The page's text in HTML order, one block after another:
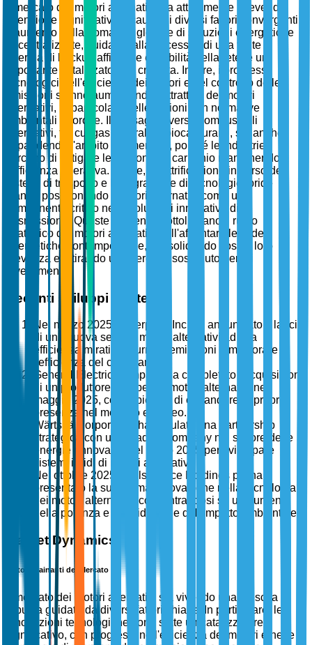
Il mercato dei motori alternativi sta attualmente ricevendo
attenzione significativa a causa di diversi fattori convergenti.
L'aumento della domanda globale di soluzioni energetiche
decentralizzate, guidato dalla necessità di una fonte di
energia di backup affidabile e stabilità della rete, è un
importante catalizzatore di crescita. Inoltre, i progressi
tecnologici nell'efficienza dei motori e nel controllo delle
emissioni stanno aumentando l'attrattiva dei motori
alternativi, in particolare nelle regioni con normative
ambientali rigorose. Il passaggio verso combustibili
alternativi, tra cui gas naturale e biocarburanti, sta anche
espandendo l'ambito del mercato, poiché le industrie
cercano di mitigare le impronte di carbonio mantenendo
l'efficienza operativa. Inoltre, l'elettrificazione in corso dei
sistemi di trasporto e l'integrazione di tecnologie ibride
stanno posizionando i motori alternativi come un
componente critico nelle soluzioni innovative di
trasmissione. Queste tendenze sottolineano il ruolo
strategico dei motori alternativi nell'affrontare le sfide
energetiche contemporanee, consolidando così la loro
rilevanza e attirando un interesse sostenuto per gli
investimenti.
Recenti sviluppi strategici
Nel marzo 2025, Caterpillar Inc. ha annunciato il lancio
di una nuova serie di motori alternativi ad alta
efficienza mirati a ridurre le emissioni e migliorare
l'efficienza del carburante.
General Electric Company ha completato l'acquisizione
di un produttore europeo di motori alternativi nel
maggio 2025, con l'obiettivo di espandere la propria
presenza nel mercato europeo.
Wärtsilä Corporation ha stipulato una partnership
strategica con una leading company nel settore delle
energie rinnovabili nel luglio 2025 per sviluppare
sistemi ibridi di motori alternativi.
Nel ottobre 2025, Rolls-Royce Holdings plc ha
presentato la sua ultima innovazione nella tecnologia
dei motori alternativi, concentrandosi su un aumento
della potenza e una riduzione dell'impatto ambientale.
Market Dynamics
Fattori Trainanti del Mercato
Il mercato dei motori alternativi sta vivendo una crescita
robusta guidata da diversi fattori chiave. In particolare, le
innovazioni tecnologiche sono state un catalizzatore
significativo, con progressi nell'efficienza dei motori e nelle